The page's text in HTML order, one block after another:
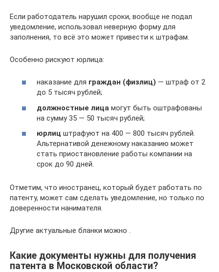
Если работодатель нарушил сроки, вообще не подал
уведомление, использовал неверную форму для
заполнения, то всё это может привести к штрафам.
Особенно рискуют юрлица:
наказание для граждан (физлиц) — штраф от 2
до 5 тысяч рублей;
должностные лица могут быть оштрафованы
на сумму 35 — 50 тысяч рублей;
юрлиц штрафуют на 400 — 800 тысяч рублей.
Альтернативой денежному наказанию может
стать приостановление работы компании на
срок до 90 дней.
Отметим, что иностранец, который будет работать по
патенту, может сам сделать уведомление, но только по
доверенности нанимателя.
Другие актуальные бланки можно .
Какие документы нужны для получения
патента в Московской области?